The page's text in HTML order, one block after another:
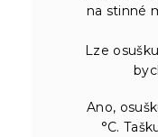
na stinné
Lze
Ano,
°C.